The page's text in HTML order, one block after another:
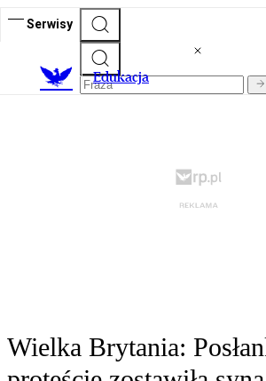
Serwisy
Edukacja
Wielka Brytania: